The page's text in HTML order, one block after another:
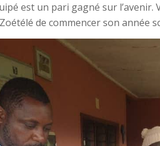
est un pari gagné sur
de commencer son année